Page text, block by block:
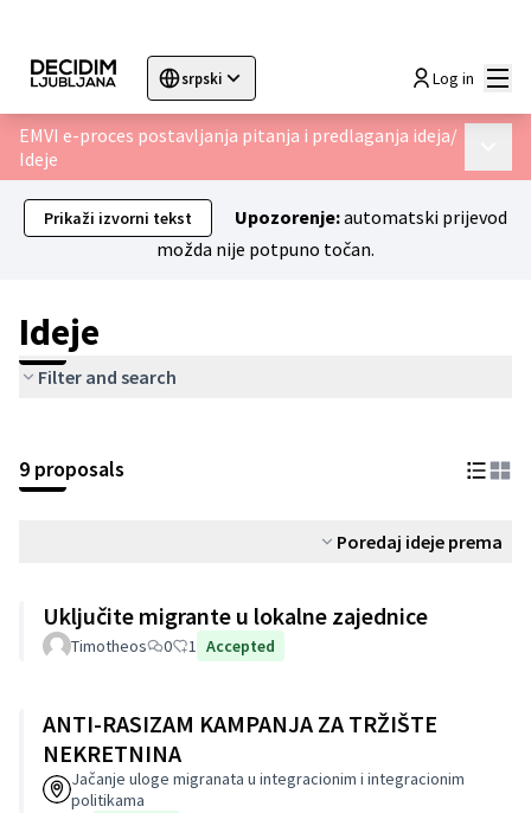
srpski
Sprache wählen Choisir la langue
Log in
EMVI e-proces postavljanja pitanja i predlaganja ideja/
Ideje
Prikaži izvorni tekst Upozorenje:automatski prijevod
možda nije potpuno točan.
Ideje
Filter and search
9 proposals
Poredaj ideje prema
Uključite migrante u lokalne zajednice
Timotheos 0 1 Accepted
ANTI-RASIZAM KAMPANJA ZA TRŽIŠTE
NEKRETNINA
Jačanje uloge migranata u integracionim i integracionim
politikama